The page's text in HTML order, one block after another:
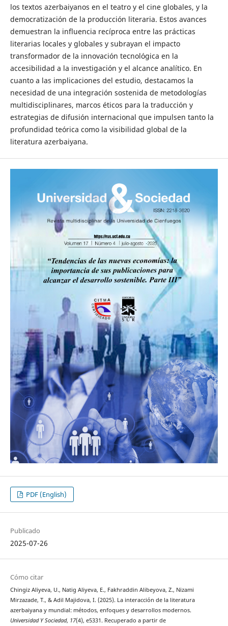
los textos azerbaiyanos en el teatro y el cine globales, y la
democratización de la producción literaria. Estos avances
demuestran la influencia recíproca entre las prácticas
literarias locales y globales y subrayan el impacto
transformador de la innovación tecnológica en la
accesibilidad a la investigación y el alcance analítico. En
cuanto a las implicaciones del estudio, destacamos la
necesidad de una integración sostenida de metodologías
multidisciplinares, marcos éticos para la traducción y
estrategias de difusión internacional que impulsen tanto la
profundidad teórica como la visibilidad global de la
literatura azerbaiyana.
PDF (English)
Publicado
2025-07-26
Cómo citar
Chingiz Aliyeva, U., Natig Aliyeva, E., Fakhraddin Alibeyova, Z., Nizami
Mirzazade, T., & Adil Majidova, I. (2025). La interacción de la literatura
azerbaiyana y mundial: métodos, enfoques y desarrollos modernos.
Universidad Y Sociedad, 17(4), e5331. Recuperado a partir de